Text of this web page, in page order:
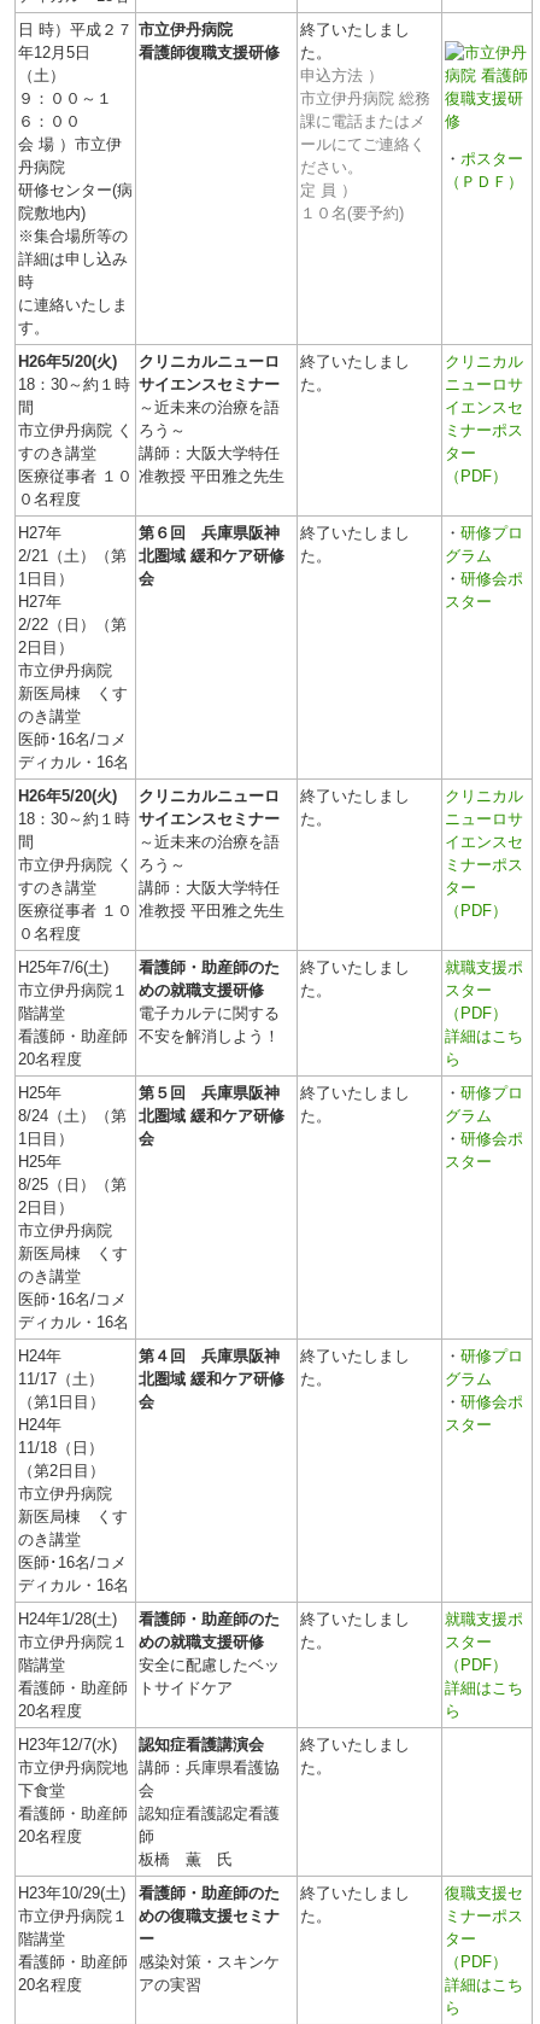
日 時）平成２７
年12月5日
（土）
９：００～１
６：００
会 場 ）市立伊
丹病院
研修センター(病
院敷地内)
※集合場所等の
詳細は申し込み
時
に連絡いたしま
す。
市立伊丹病院
看護師復職支援研修
終了いたしまし
た。
申込方法 ）
市立伊丹病院 総務
課に電話またはメ
ールにてご連絡く
ださい。
定 員 ）
１０名(要予約)
・ ポスター
（ＰＤＦ）
H26年5/20(火)
18：30～約１時
間
市立伊丹病院 く
すのき講堂
医療従事者 １０
０名程度
クリニカルニューロ
サイエンスセミナー
～近未来の治療を語
ろう～
講師：大阪大学特任
准教授 平田雅之先生
終了いたしまし
た。
クリニカル
ニューロサ
イエンスセ
ミナーポス
ター
（PDF）
H27年
2/21（土）（第
1日目）
H27年
2/22（日）（第
2日目）
市立伊丹病院
新医局棟 くす
のき講堂
医師･16名/コメ
ディカル・16名
第６回 兵庫県阪神
北圏域 緩和ケア研修
会
終了いたしまし
た。
・ 研修プロ
グラム
・ 研修会ポ
スター
H26年5/20(火)
18：30～約１時
間
市立伊丹病院 く
すのき講堂
医療従事者 １０
０名程度
クリニカルニューロ
サイエンスセミナー
～近未来の治療を語
ろう～
講師：大阪大学特任
准教授 平田雅之先生
終了いたしまし
た。
クリニカル
ニューロサ
イエンスセ
ミナーポス
ター
（PDF）
H25年7/6(土)
市立伊丹病院１
階講堂
看護師・助産師
20名程度
看護師・助産師のた
めの就職支援研修
電子カルテに関する
不安を解消しよう！
終了いたしまし
た。
就職支援ポ
スター
（PDF）
詳細はこち
ら
H25年
8/24（土）（第
1日目）
H25年
8/25（日）（第
2日目）
市立伊丹病院
新医局棟 くす
のき講堂
医師･16名/コメ
ディカル・16名
第５回 兵庫県阪神
北圏域 緩和ケア研修
会
終了いたしまし
た。
・ 研修プロ
グラム
・ 研修会ポ
スター
H24年
11/17（土）
（第1日目）
H24年
11/18（日）
（第2日目）
市立伊丹病院
新医局棟 くす
のき講堂
医師･16名/コメ
ディカル・16名
第４回 兵庫県阪神
北圏域 緩和ケア研修
会
終了いたしまし
た。
・ 研修プロ
グラム
・ 研修会ポ
スター
H24年1/28(土)
市立伊丹病院１
階講堂
看護師・助産師
20名程度
看護師・助産師のた
めの就職支援研修
安全に配慮したベッ
トサイドケア
終了いたしまし
た。
就職支援ポ
スター
（PDF）
詳細はこち
ら
H23年12/7(水)
市立伊丹病院地
下食堂
看護師・助産師
20名程度
認知症看護講演会
講師：兵庫県看護協
会
認知症看護認定看護
師
板橋 薫 氏
終了いたしまし
た。
H23年10/29(土)
市立伊丹病院１
階講堂
看護師・助産師
20名程度
看護師・助産師のた
めの復職支援セミナ
ー
感染対策・スキンケ
アの実習
終了いたしまし
た。
復職支援セ
ミナーポス
ター
（PDF）
詳細はこち
ら